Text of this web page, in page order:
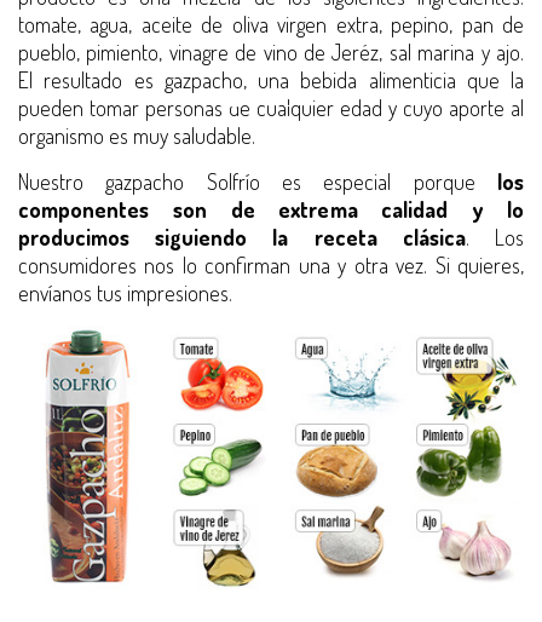
tomate, agua, aceite de oliva virgen extra, pepino, pan de
pueblo, pimiento, vinagre de vino de Jeréz, sal marina y ajo.
El resultado es gazpacho, una bebida alimenticia que la
pueden tomar personas de cualquier edad y cuyo aporte al
organismo es muy saludable.
Nuestro gazpacho Solfrío es especial porque los
componentes son de extrema calidad y lo
producimos siguiendo la receta clásica. Los
consumidores nos lo confirman una y otra vez. Si quieres,
envíanos tus impresiones.